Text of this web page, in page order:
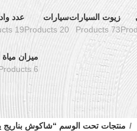
زيوت السيارات
73 Products
سيارات
20 Products
عدد
19 Products
ميزان مياة
6 Products
منتجات تحت الوسم “شاكوش بناريج